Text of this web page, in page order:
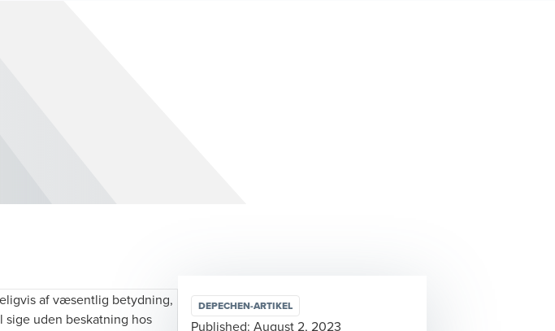
af væsentlig betydning,
sige uden beskatning hos
DEPECHEN-ARTIKEL
Published: August 2, 2023